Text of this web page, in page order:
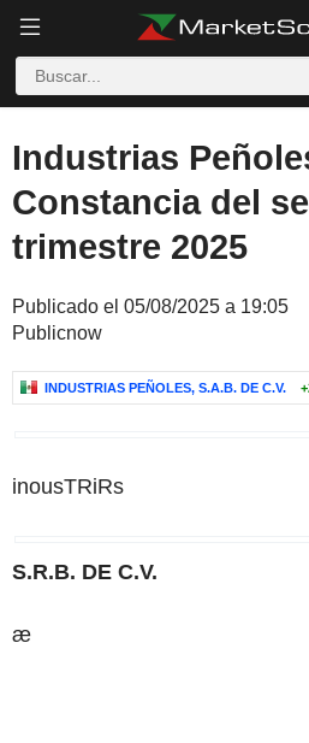
Industrias
Constancia del
trimestre 2025
Publicado el 05/08/2025 a 19:05
Publicnow
INDUSTRIAS PEÑOLES, S.A.B. DE C.V.
inousTRiRs
S.R.B. DE C.V.
æ